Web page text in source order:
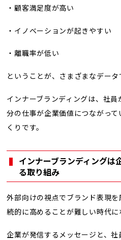
・顧客満足度が高い
・イノベーションが起きやすい
・離職率が低い
ということが、さまざまなデータ
インナーブランディングは、社
分の仕事が企業価値につながっ
くりです。
インナーブランディングは
る取り組み
外部向けの視点でブランド表現
続的に高めることが難しい時代に
企業が発信するメッセージと、